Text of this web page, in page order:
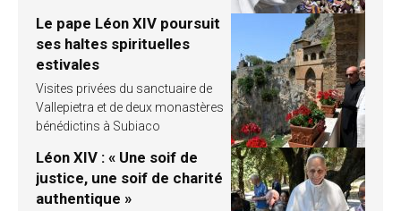
Le pape Léon XIV poursuit
ses haltes spirituelles
estivales
Visites privées du sanctuaire de
Vallepietra et de deux monastères
bénédictins à Subiaco
Léon XIV : « Une soif de
justice, une soif de charité
authentique »